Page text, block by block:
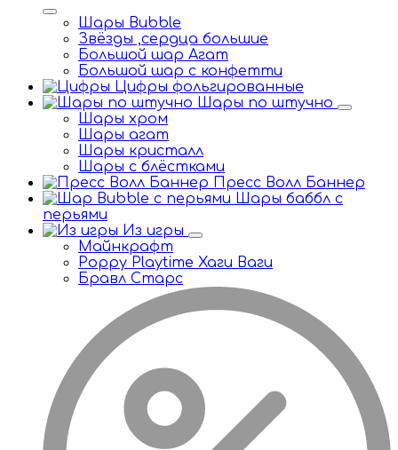
Шары Bubble
Звёзды ,сердца большие
Большой шар Агат
Большой шар с конфетти
Цифры фольгированные
Шары по штучно
Шары хром
Шары агат
Шары кристалл
Шары с блёстками
Пресс Волл Баннер
Шары баббл с
перьями
Из игры
Майнкрафт
Poppy Playtime Хаги Ваги
Бравл Старс